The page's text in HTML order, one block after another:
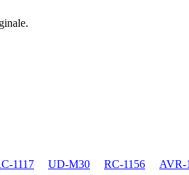
1117 UD-M30 RC-1156 AVR-